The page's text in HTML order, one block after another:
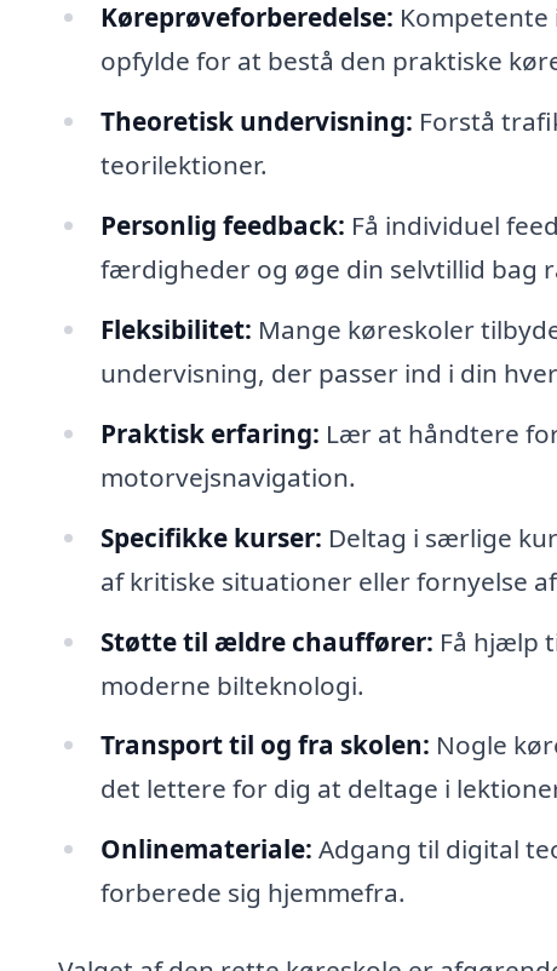
Køreprøveforberedelse:
opfylde for at bestå den praktiske
Theoretisk undervisning: Forstå
teorilektioner.
Personlig feedback: Få individuel
færdigheder og øge din selvtillid bag
Fleksibilitet: Mange køreskoler
undervisning, der passer ind i din
Praktisk erfaring: Lær at håndtere
motorvejsnavigation.
Specifikke kurser: Deltag i særlige
af kritiske situationer eller fornyelse
Støtte til ældre chauffører: Få hjælp
moderne bilteknologi.
Transport til og fra skolen: Nogle
det lettere for dig at deltage i
Onlinemateriale: Adgang til digital
forberede sig hjemmefra.